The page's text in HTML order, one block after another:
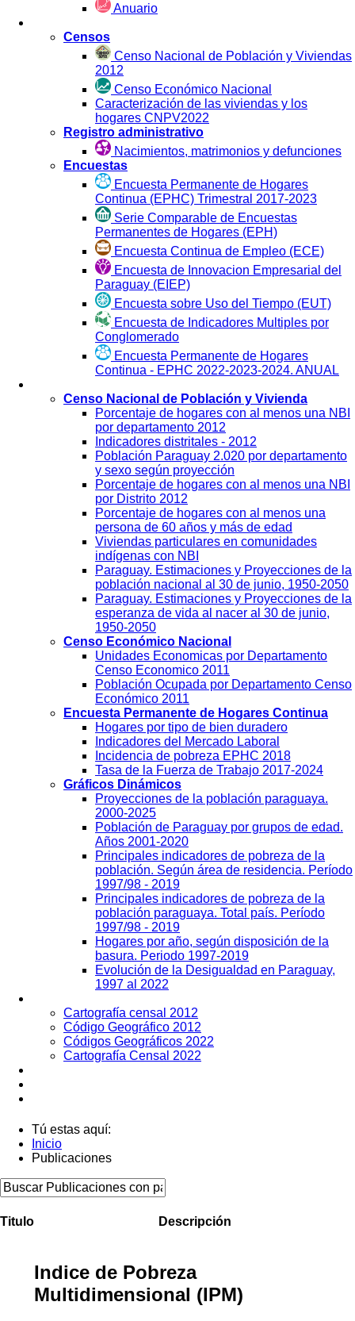
Anuario
Censos
Censo Nacional de Población y Viviendas
2012
Censo Económico Nacional
Caracterización de las viviendas y los
hogares CNPV2022
Registro administrativo
Nacimientos, matrimonios y defunciones
Encuestas
Encuesta Permanente de Hogares
Continua (EPHC) Trimestral 2017-2023
Serie Comparable de Encuestas
Permanentes de Hogares (EPH)
Encuesta Continua de Empleo (ECE)
Encuesta de Innovacion Empresarial del
Paraguay (EIEP)
Encuesta sobre Uso del Tiempo (EUT)
Encuesta de Indicadores Multiples por
Conglomerado
Encuesta Permanente de Hogares
Continua - EPHC 2022-2023-2024. ANUAL
Censo Nacional de Población y Vivienda
Porcentaje de hogares con al menos una NBI
por departamento 2012
Indicadores distritales - 2012
Población Paraguay 2.020 por departamento
y sexo según proyección
Porcentaje de hogares con al menos una NBI
por Distrito 2012
Porcentaje de hogares con al menos una
persona de 60 años y más de edad
Viviendas particulares en comunidades
indígenas con NBI
Paraguay. Estimaciones y Proyecciones de la
población nacional al 30 de junio, 1950-2050
Paraguay. Estimaciones y Proyecciones de la
esperanza de vida al nacer al 30 de junio,
1950-2050
Censo Económico Nacional
Unidades Economicas por Departamento
Censo Economico 2011
Población Ocupada por Departamento Censo
Económico 2011
Encuesta Permanente de Hogares Continua
Hogares por tipo de bien duradero
Indicadores del Mercado Laboral
Incidencia de pobreza EPHC 2018
Tasa de la Fuerza de Trabajo 2017-2024
Gráficos Dinámicos
Proyecciones de la población paraguaya.
2000-2025
Población de Paraguay por grupos de edad.
Años 2001-2020
Principales indicadores de pobreza de la
población. Según área de residencia. Período
1997/98 - 2019
Principales indicadores de pobreza de la
población paraguaya. Total país. Período
1997/98 - 2019
Hogares por año, según disposición de la
basura. Periodo 1997-2019
Evolución de la Desigualdad en Paraguay,
1997 al 2022
Cartografía censal 2012
Código Geográfico 2012
Códigos Geográficos 2022
Cartografía Censal 2022
Tú estas aquí:
Inicio
Publicaciones
Titulo Descripción
Indice de Pobreza
Multidimensional (IPM)